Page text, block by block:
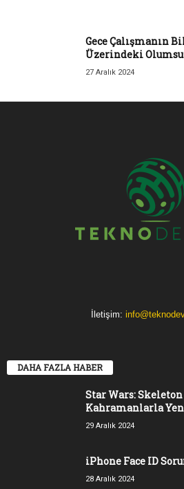
Gece Çalışmanın
Üzerindeki
27 Aralık 2024
İletişim:
DAHA FAZLA HABER
Star Wars: Skeleton
Kahramanlarla
29 Aralık 2024
iPhone Face ID
28 Aralık 2024